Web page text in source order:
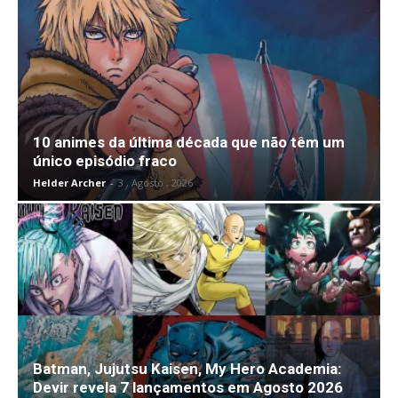
10 animes da última década que não têm um
único episódio fraco
Helder Archer - 3 , Agosto , 2026
Batman, Jujutsu Kaisen, My Hero Academia:
Devir revela 7 lançamentos em Agosto 2026